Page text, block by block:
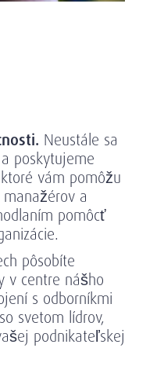
Neustále sa
poskytujeme
vám pomôžu
a
pomôcť
pôsobíte
v centre nášho
s odborníkmi
svetom lídrov,
podnikateľskej